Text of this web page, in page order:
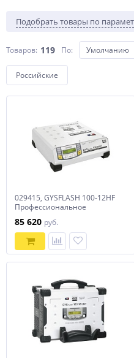
Подобрать товары по
Товаров: 119 По: Умолчанию
Российские
029415, GYSFLASH 100-12HF
Профессиональное
устройство с
автомат.управлением, 5м
85 620 руб.